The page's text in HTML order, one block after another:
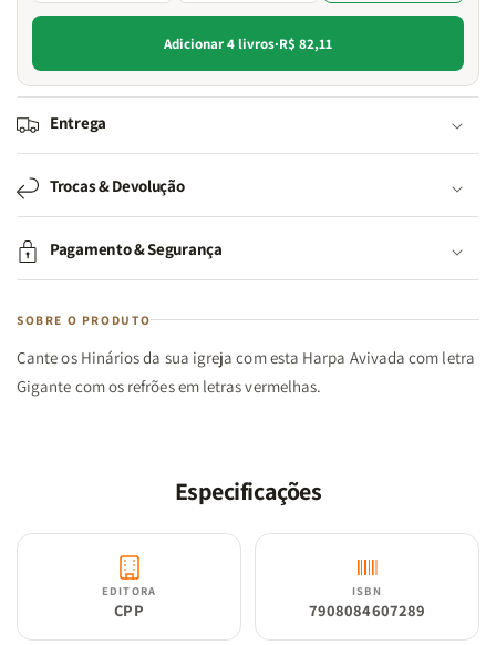
Adicionar 4 livros·R$ 82,11
Entrega
Trocas & Devolução
Pagamento & Segurança
SOBRE O PRODUTO
Cante os Hinários da sua igreja com esta Harpa Avivada com letra
Gigante com os refrões em letras vermelhas.
Especificações
EDITORA
CPP
ISBN
7908084607289